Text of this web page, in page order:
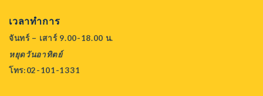
เวลาทำการ
จันทร์ – เสาร์ 9.00-18.00 น.
หยุดวันอาทิตย์
โทร:02-101-1331